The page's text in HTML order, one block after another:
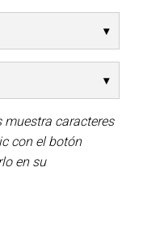
muestra caracteres
con el botón
en su